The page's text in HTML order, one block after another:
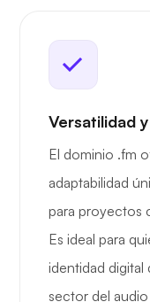
Versatilidad
El dominio .fm
adaptabilidad
para proyectos
Es ideal para
identidad digital
sector del